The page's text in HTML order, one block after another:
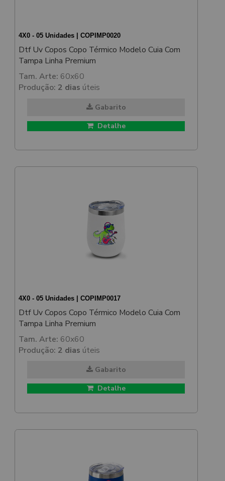
4X0 - 05 Unidades | COPIMP0020
Dtf Uv Copos Copo Térmico Modelo Cuia Com
Tampa Linha Premium
Tam. Arte: 60x60
Produção: 2 dias úteis
Gabarito
Detalhe
4X0 - 05 Unidades | COPIMP0017
Dtf Uv Copos Copo Térmico Modelo Cuia Com
Tampa Linha Premium
Tam. Arte: 60x60
Produção: 2 dias úteis
Gabarito
Detalhe